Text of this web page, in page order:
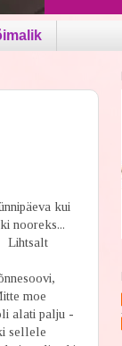
kui
nooreks...
Lihtsalt
moe
alati palju -
sellele